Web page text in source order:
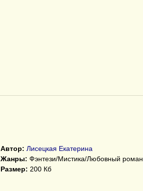
Автор: Лисецкая Екатерина
Жанры: Фэнтези/Мистика/Любовный роман
Размер: 200 Кб